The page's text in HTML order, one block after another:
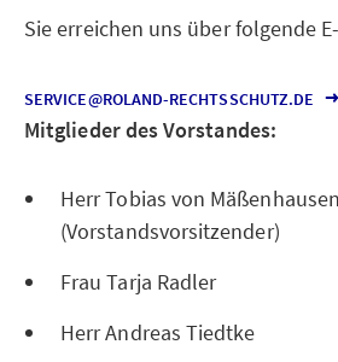
Sie erreichen uns über folgende
SERVICE@ROLAND-RECHTSSCHUTZ.DE
Mitglieder des Vorstandes:
Herr Tobias von Mäßenhausen
(Vorstandsvorsitzender)
Frau Tarja Radler
Herr Andreas Tiedtke